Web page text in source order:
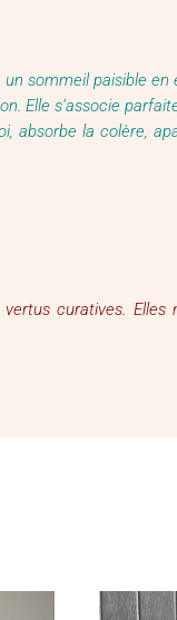
sommeil paisible
Elle s’associe
absorbe la colère,
curatives.